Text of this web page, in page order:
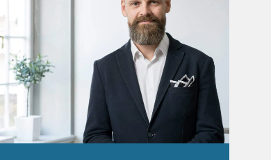
Ring +4619189634
Jag vill bli kontaktad